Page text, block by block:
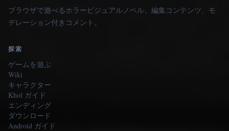
ブラウザで遊べるホラービジュアルノベル、編集コンテンツ、モ
デレーション付きコメント。
探索
ゲームを遊ぶ
Wiki
キャラクター
Khol ガイド
エンディング
ダウンロード
Android ガイド